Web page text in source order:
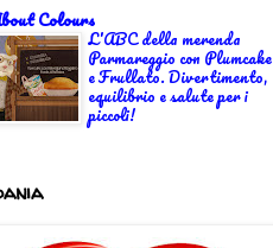
Colours
L'ABC della merenda
Parmareggio con Plumcake
e Frullato. Divertimento,
equilibrio e salute per i
piccoli!